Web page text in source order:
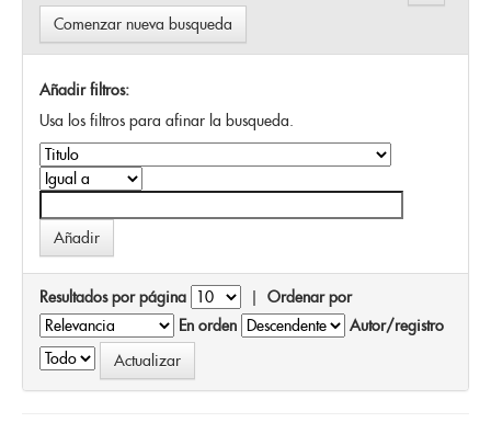
Comenzar nueva busqueda
Añadir filtros:
Usa los filtros para afinar la busqueda.
Resultados por página | Ordenar por
En orden
Autor/registro